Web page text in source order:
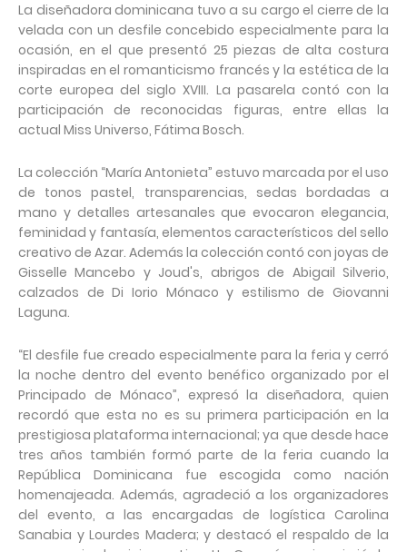
La diseñadora dominicana tuvo a su cargo el cierre de la
velada con un desfile concebido especialmente para la
ocasión, en el que presentó 25 piezas de alta costura
inspiradas en el romanticismo francés y la estética de la
corte europea del siglo XVIII. La pasarela contó con la
participación de reconocidas figuras, entre ellas la
actual Miss Universo, Fátima Bosch.
La colección “María Antonieta” estuvo marcada por el uso
de tonos pastel, transparencias, sedas bordadas a
mano y detalles artesanales que evocaron elegancia,
feminidad y fantasía, elementos característicos del sello
creativo de Azar. Además la colección contó con joyas de
Gisselle Mancebo y Joud's, abrigos de Abigail Silverio,
calzados de Di Iorio Mónaco y estilismo de Giovanni
Laguna.
“El desfile fue creado especialmente para la feria y cerró
la noche dentro del evento benéfico organizado por el
Principado de Mónaco”, expresó la diseñadora, quien
recordó que esta no es su primera participación en la
prestigiosa plataforma internacional; ya que desde hace
tres años también formó parte de la feria cuando la
República Dominicana fue escogida como nación
homenajeada. Además, agradeció a los organizadores
del evento, a las encargadas de logística Carolina
Sanabia y Lourdes Madera; y destacó el respaldo de la